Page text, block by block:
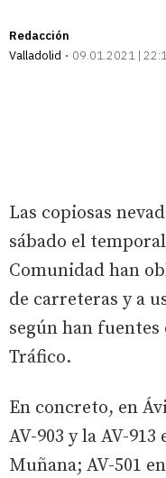
Redacción
Valladolid
09.01.2021 |
Las copiosas
sábado el
Comunidad han
de carreteras y a
según han
Tráfico.
En concreto, en
AV-903 y la AV-
Muñana; AV-501